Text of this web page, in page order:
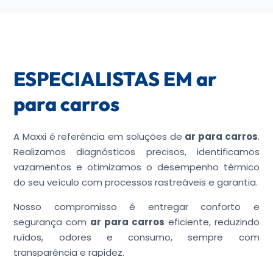
ESPECIALISTAS EM ar
para carros
A Maxxi é referência em soluções de ar para carros.
Realizamos diagnósticos precisos, identificamos
vazamentos e otimizamos o desempenho térmico
do seu veículo com processos rastreáveis e garantia.
Nosso compromisso é entregar conforto e
segurança com ar para carros eficiente, reduzindo
ruídos, odores e consumo, sempre com
transparência e rapidez.